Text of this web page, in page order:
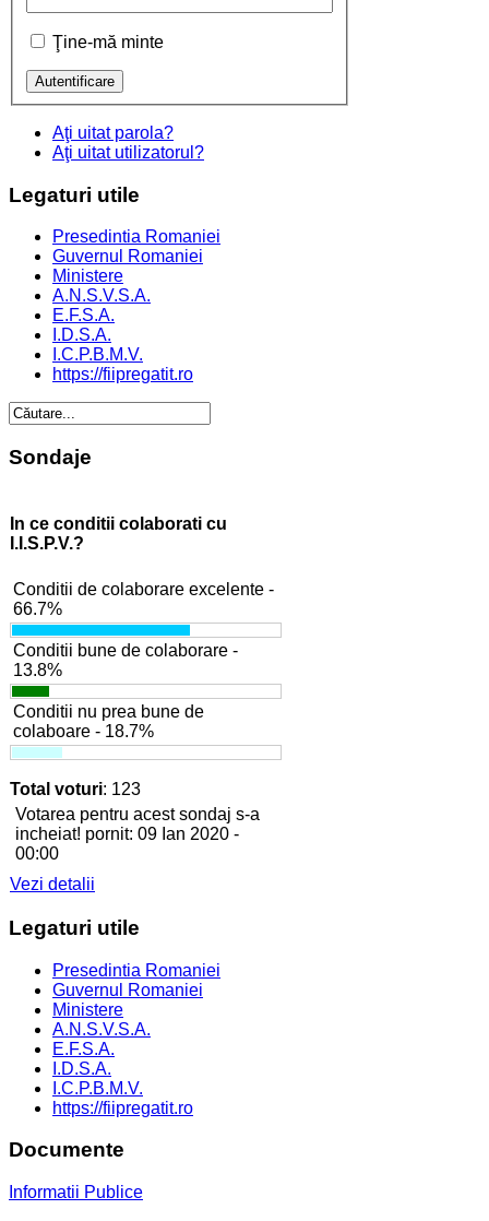
Ţine-mă minte
Aţi uitat parola?
Aţi uitat utilizatorul?
Legaturi utile
Presedintia Romaniei
Guvernul Romaniei
Ministere
A.N.S.V.S.A.
E.F.S.A.
I.D.S.A.
I.C.P.B.M.V.
https://fiipregatit.ro
Sondaje
In ce conditii colaborati cu
I.I.S.P.V.?
Conditii de colaborare excelente -
66.7%
Conditii bune de colaborare -
13.8%
Conditii nu prea bune de
colaboare - 18.7%
Total voturi: 123
Votarea pentru acest sondaj s-a
incheiat! pornit: 09 Ian 2020 -
00:00
Vezi detalii
Legaturi utile
Presedintia Romaniei
Guvernul Romaniei
Ministere
A.N.S.V.S.A.
E.F.S.A.
I.D.S.A.
I.C.P.B.M.V.
https://fiipregatit.ro
Documente
Informatii Publice